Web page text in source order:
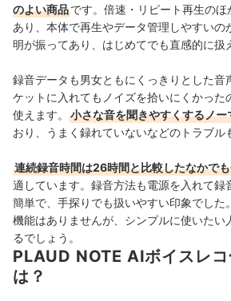
のよい商品です。倍速・リピート再生の
あり、本体で再生やデータ管理しやすいの
明が振ってあり、はじめてでも直感的に扱
録音データも男女ともにくっきりとした音
ケットに入れてもノイズを拾いにくかった
使えます。
小さな音を聞きやすくするノー
おり、うまく録れていないなどのトラブル
連続録音時間は26時間と比較したなかで
適しています。 録音方法も電源を入れて録
簡単で、手探りでも扱いやすい印象でした。
機能はありませんが、 シンプルに使いたい
るでしょう。
PLAUD NOTE AIボイスレ
は？